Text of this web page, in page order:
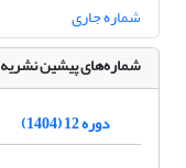
شماره جاری
شماره‌های پیشین نشریه
دوره 12 (1404)